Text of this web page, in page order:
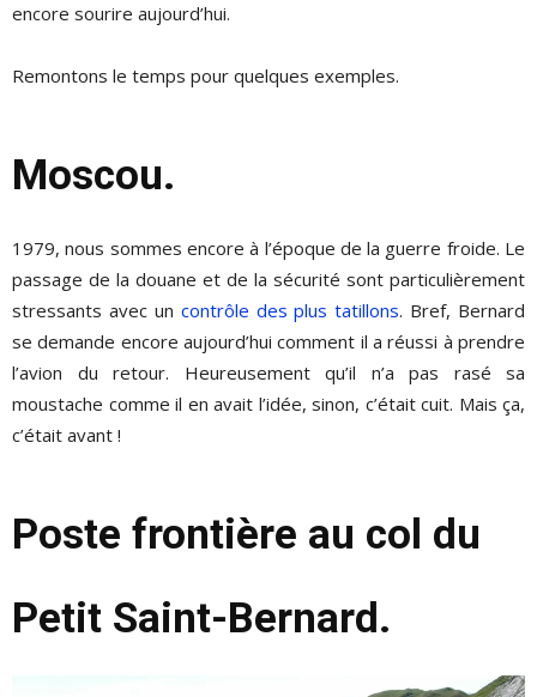
encore sourire aujourd’hui.
Remontons le temps pour quelques exemples.
Moscou.
1979, nous sommes encore à l’époque de la guerre froide. Le
passage de la douane et de la sécurité sont particulièrement
stressants avec un contrôle des plus tatillons. Bref, Bernard
se demande encore aujourd’hui comment il a réussi à prendre
l’avion du retour. Heureusement qu’il n’a pas rasé sa
moustache comme il en avait l’idée, sinon, c’était cuit. Mais ça,
c’était avant !
Poste frontière au col du
Petit Saint-Bernard.